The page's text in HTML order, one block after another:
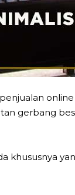
gerbang
khususnya